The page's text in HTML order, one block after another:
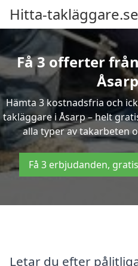
Hitta-takläggare.se
Få 3 offerter
Hämta 3 kostnadsfria och
takläggare i Åsarp – helt
alla typer av takarbeten
Få 3 erbjudanden,
Letar du efter